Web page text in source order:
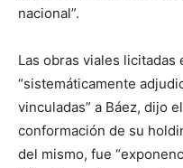
nacional”.
Las obras viales
“sistemáticamente
vinculadas” a Báez, dijo
conformación de su
del mismo, fue